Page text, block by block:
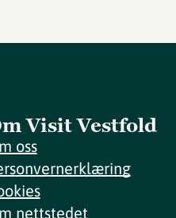
Visit Vestfold
oss
nettstedet